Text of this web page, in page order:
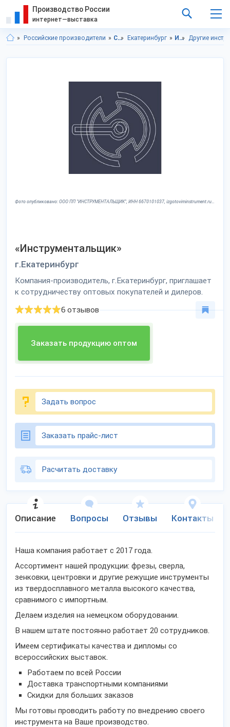
Производство России
интернет—выставка
Российские производители Свердловская область Екатеринбург Инструменты Другие
Фото опубликовано: ООО ПП "ИНСТРУМЕНТАЛЬЩИК", ИНН 6670101037, izgotoviminstrument.ru ©
«Инструментальщик»
г.Екатеринбург
Компания-производитель, г.Екатеринбург, приглашает
к сотрудничеству оптовых покупателей и дилеров.
Заказать продукцию оптом
6 отзывов
Задать вопрос
Заказать прайс-лист
Расчитать доставку
Описание Вопросы Отзывы Контакты
Наша компания работает с 2017 года.
Ассортимент нашей продукции: фрезы, сверла,
зенковки, центровки и другие режущие инструменты
из твердосплавного металла высокого качества,
сравнимого с импортным.
Делаем изделия на немецком оборудовании.
В нашем штате постоянно работает 20 сотрудников.
Имеем сертификаты качества и дипломы со
всероссийских выставок.
Работаем по всей России
Доставка транспортными компаниями
Скидки для больших заказов
Мы готовы проводить работу по внедрению своего
инструмента на Ваше производство.